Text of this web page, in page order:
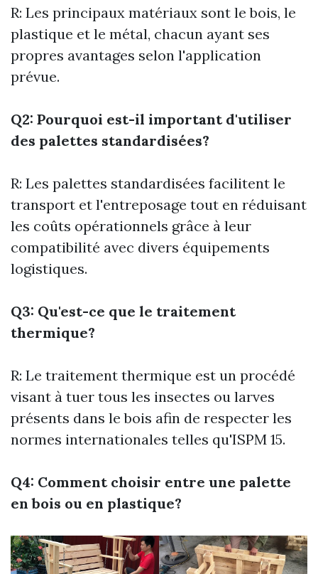
R: Les principaux matériaux sont le bois, le
plastique et le métal, chacun ayant ses
propres avantages selon l'application
prévue.
Q2: Pourquoi est-il important d'utiliser
des palettes standardisées?
R: Les palettes standardisées facilitent le
transport et l'entreposage tout en réduisant
les coûts opérationnels grâce à leur
compatibilité avec divers équipements
logistiques.
Q3: Qu'est-ce que le traitement
thermique?
R: Le traitement thermique est un procédé
visant à tuer tous les insectes ou larves
présents dans le bois afin de respecter les
normes internationales telles qu'ISPM 15.
Q4: Comment choisir entre une palette
en bois ou en plastique?